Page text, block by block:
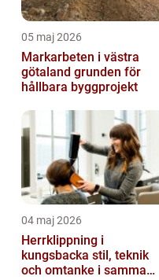
05 maj 2026
Markarbeten i västra
götaland grunden för
hållbara byggprojekt
04 maj 2026
Herrklippning i
kungsbacka stil, teknik
och omtanke i samma